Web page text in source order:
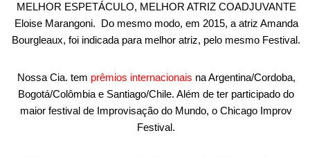
MELHOR ESPETÁCULO, MELHOR ATRIZ COADJUVANTE
Eloise Marangoni. Do mesmo modo, em 2015, a atriz Amanda
Bourgleaux, foi indicada para melhor atriz, pelo mesmo Festival.
Nossa Cia. tem prêmios internacionais na Argentina/Cordoba,
Bogotá/Colômbia e Santiago/Chile. Além de ter participado do
maior festival de Improvisação do Mundo, o Chicago Improv
Festival.